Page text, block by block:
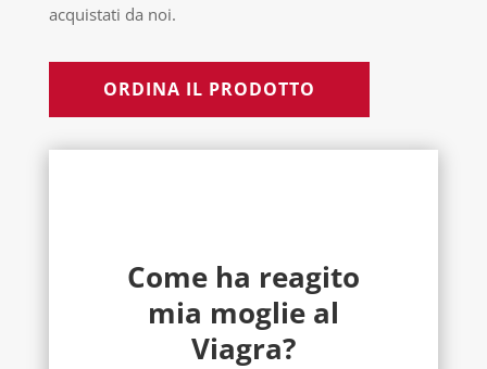
acquistati da noi.
ORDINA IL PRODOTTO
Come ha reagito
mia moglie al
Viagra?